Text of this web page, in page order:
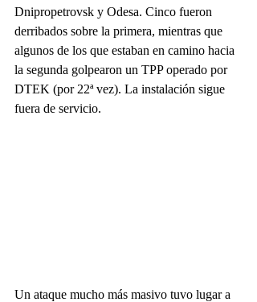
Dnipropetrovsk y Odesa. Cinco fueron
derribados sobre la primera, mientras que
algunos de los que estaban en camino hacia
la segunda golpearon un TPP operado por
DTEK (por 22ª vez). La instalación sigue
fuera de servicio.
Un ataque mucho más masivo tuvo lugar a